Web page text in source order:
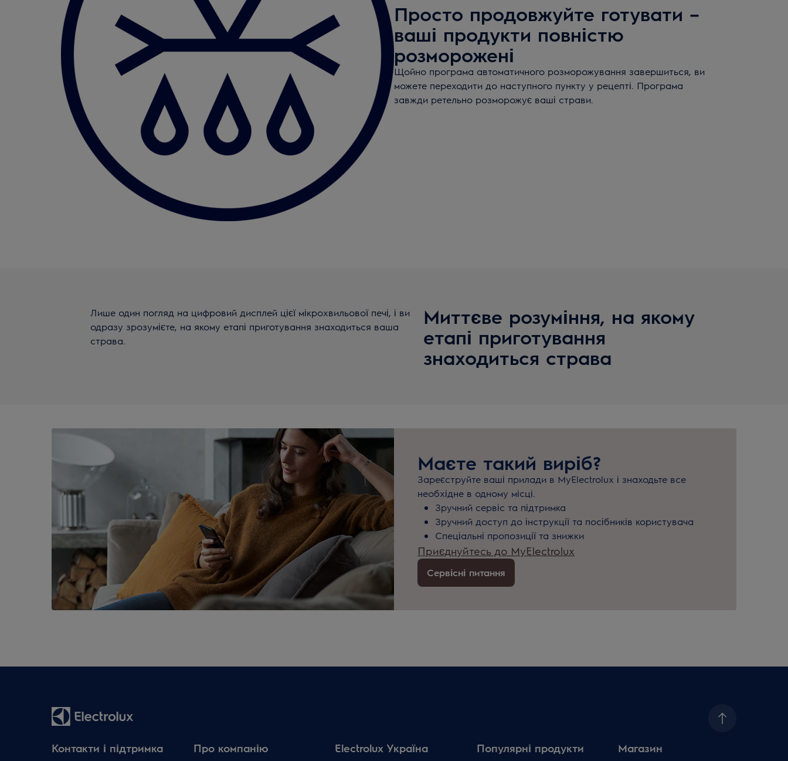
Просто продовжуйте готувати –
ваші продукти повністю
розморожені
Щойно програма автоматичного розморожування завершиться, ви
можете переходити до наступного пункту у рецепті. Програма
завжди ретельно розморожує ваші страви.
Миттєве розуміння, на якому
етапі приготування
знаходиться страва
Лише один погляд на цифровий дисплей цієї мікрохвильової печі, і ви
одразу зрозумієте, на якому етапі приготування знаходиться ваша
страва.
Маєте такий виріб?
Зареєструйте ваші прилади в MyElectrolux і знаходьте все
необхідне в одному місці.
Зручний сервіс та підтримка
Зручний доступ до інструкції та посібників користувача
Спеціальні пропозиції та знижки
Приєднуйтесь до MyElectrolux
Сервісні питання
Контакти і підтримка Про компанію Electrolux Україна Популярні продукти Магазин